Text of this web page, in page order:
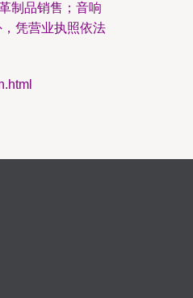
制品销售；音响
凭营业执照依法